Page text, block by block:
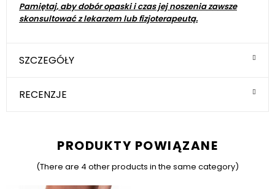
Pamiętaj, aby dobór opaski i czas jej noszenia zawsze
skonsultować z lekarzem lub fizjoterapeutą.
SZCZEGÓŁY
RECENZJE
PRODUKTY POWIĄZANE
(There are 4 other products in the same category)